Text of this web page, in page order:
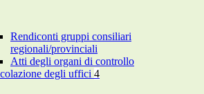
Rendiconti gruppi consiliari
regionali/provinciali
Atti degli organi di controllo
degli uffici 4